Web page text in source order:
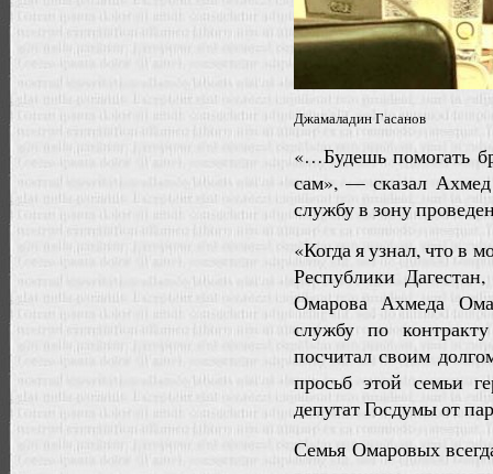
Джамаладин Гасанов
«…Будешь помогать
сам», — сказал
службу в зону
«Когда я узнал, что в
Республики
Омарова Ахмеда
службу по
посчитал своим
просьб этой семьи
депутат Госдумы от
Семья Омаровых